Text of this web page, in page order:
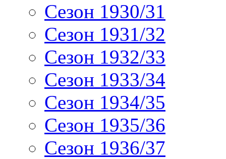
Сезон 1930/31
Сезон 1931/32
Сезон 1932/33
Сезон 1933/34
Сезон 1934/35
Сезон 1935/36
Сезон 1936/37